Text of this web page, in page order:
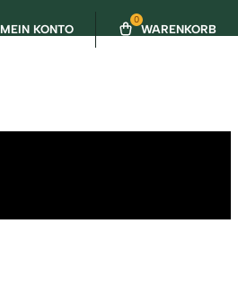
MEIN KONTO
0
WARENKORB